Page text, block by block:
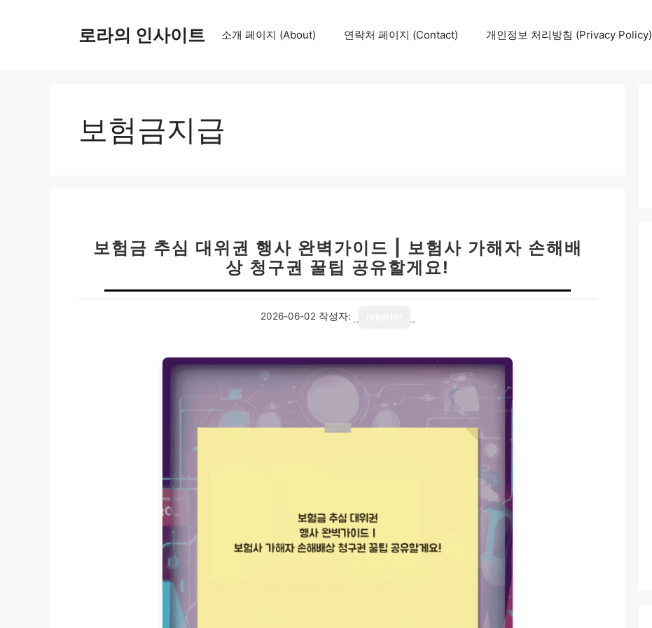
로라의 인사이트 소개 페이지 (About) 연락처 페이지 (Contact) 개인정보 처리방침 (Privacy Policy)
보험금지급
보험금 추심 대위권 행사 완벽가이드 | 보험사 가해자 손해배
상 청구권 꿀팁 공유할게요!
2026-06-02 작성자: